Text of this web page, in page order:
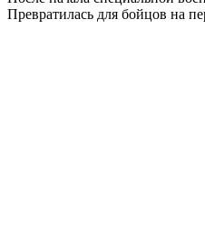
Превратилась для бойцов на